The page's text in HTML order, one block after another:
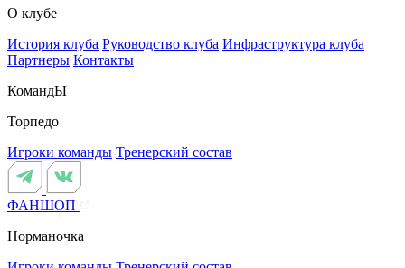
О клубе
История клуба Руководство клуба Инфраструктура клуба
Партнеры Контакты
КомандЫ
Торпедо
Игроки команды Тренерский состав
ФАНШОП
Норманочка